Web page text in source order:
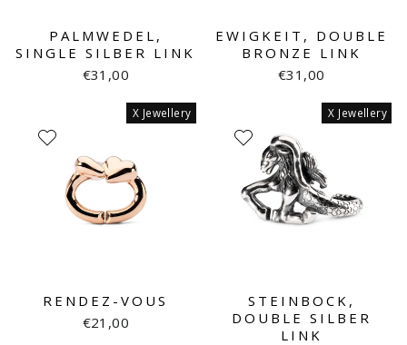
PALMWEDEL,
SINGLE SILBER LINK
€31,00
EWIGKEIT, DOUBLE
BRONZE LINK
€31,00
X Jewellery
RENDEZ-VOUS
€21,00
X Jewellery
STEINBOCK,
DOUBLE SILBER
LINK